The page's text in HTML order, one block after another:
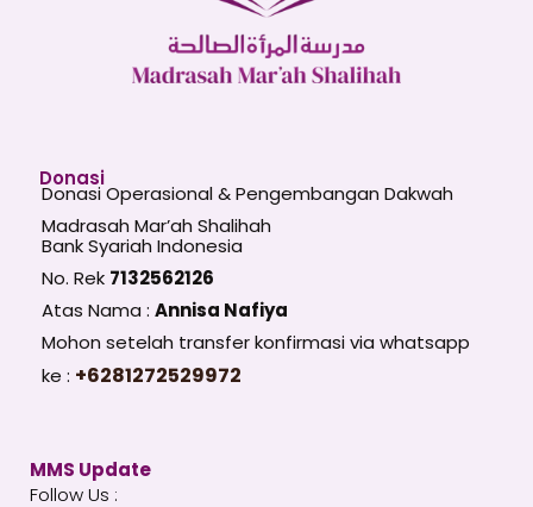
Donasi
Donasi Operasional & Pengembangan Dakwah
Madrasah Mar’ah Shalihah
Bank Syariah Indonesia
No. Rek 7132562126
Atas Nama : Annisa Nafiya
Mohon setelah transfer konfirmasi via whatsapp
ke : +6281272529972
MMS Update
Follow Us :